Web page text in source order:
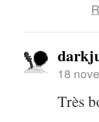
18
Très